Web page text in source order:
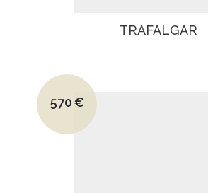
TRAFALGAR
Le prix initial était : 890€.
570€
Le prix actuel est : 570€.